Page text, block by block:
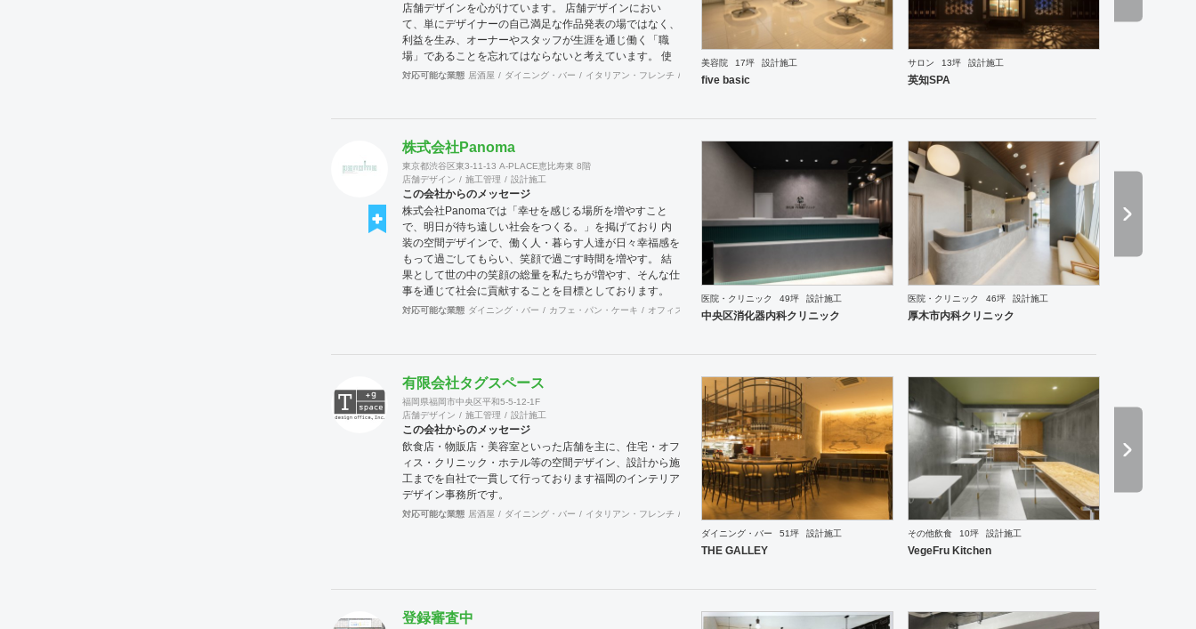
店舗デザインを心がけています。 店舗デザインにおい
て、単にデザイナーの自己満足な作品発表の場ではなく、
利益を生み、オーナーやスタッフが生涯を通じ働く「職
場」であることを忘れてはならないと考えています。 使
いやすく、そして居心地がよく、時代の流れに左右されな
業をそなえており、テナント・出店地選びや資金調達から
ご相談ください。
対応可能な業態 居酒屋 ダイニング・バー イタリアン・フレンチ カフェ・パン・ケーキ 和食・寿司 焼肉・中華料理・韓国料理
美容院 17坪 設計施工
five basic
サロン 13坪 設計施工
英知SPA
株式会社Panoma
東京都渋谷区東3-11-13 A-PLACE恵比寿東 8階
店舗デザイン
施工管理 設計施工
この会社からのメッセージ
株式会社Panomaでは「幸せを感じる場所を増やすこと
で、明日が待ち遠しい社会をつくる。」を掲げており 内
装の空間デザインで、働く人・暮らす人達が日々幸福感を
もって過ごしてもらい、笑顔で過ごす時間を増やす。 結
果として世の中の笑顔の総量を私たちが増やす、そんな仕
事を通じて社会に貢献することを目標としております。
お客様の想いを受け取り、その想いを具現化できるデザイ
追求し「あなたに出会えてよかった企業」であり続けれる
ン・施工の提供ブラインド『Clione』も展開中です！ 是
非ご連絡をお待ちしております！！
対応可能な業態 ダイニング・バー カフェ・パン・ケーキ オフィス イベントブース・ショールーム エントランス ワーキングスペース 塾・学校
医院・クリニック 49坪 設計施工
中央区消化器内科クリニック
医院・クリニック 46坪 設計施工
厚木市内科クリニック
有限会社タグスペース
福岡県福岡市中央区平和5-5-12-1F
店舗デザイン
施工管理 設計施工
この会社からのメッセージ
飲食店・物販店・美容室といった店舗を主に、住宅・オフ
ィス・クリニック・ホテル等の空間デザイン、設計から施
工までを自社で一貫して行っております福岡のインテリア
デザイン事務所です。
対応可能な業態 居酒屋 ダイニング・バー イタリアン・フレンチ カフェ・パン・ケーキ ラーメン・そば・うどん 和食・寿司 焼肉・中華料理・韓国料理 その他 オフィス
ダイニング・バー 51坪 設計施工
THE GALLEY
その他飲食 10坪 設計施工
VegeFru Kitchen
登録審査中